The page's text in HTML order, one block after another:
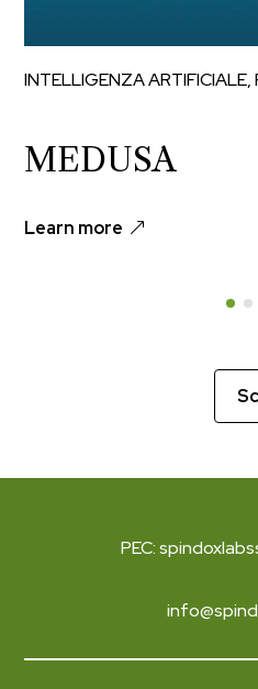
MEDUSA
INTELLIGENZA ARTIFICIALE,
Learn more
PEC: